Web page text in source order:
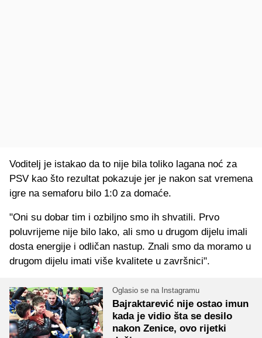
Voditelj je istakao da to nije bila toliko lagana noć za
PSV kao što rezultat pokazuje jer je nakon sat vremena
igre na semaforu bilo 1:0 za domaće.
"Oni su dobar tim i ozbiljno smo ih shvatili. Prvo
poluvrijeme nije bilo lako, ali smo u drugom dijelu imali
dosta energije i odličan nastup. Znali smo da moramo u
drugom dijelu imati više kvalitete u završnici".
Oglasio se na Instagramu
Bajraktarević nije ostao imun
kada je vidio šta se desilo
nakon Zenice, ovo rijetki